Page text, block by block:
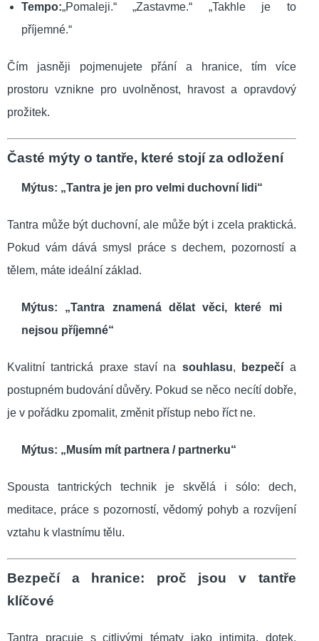
Tempo:„Pomaleji.“ „Zastavme.“ „Takhle je to
příjemné.“
Čím jasněji pojmenujete přání a hranice, tím více
prostoru vznikne pro uvolněnost, hravost a opravdový
prožitek.
Časté mýty o tantře, které stojí za odložení
Mýtus: „Tantra je jen pro velmi duchovní lidi“
Tantra může být duchovní, ale může být i zcela praktická.
Pokud vám dává smysl práce s dechem, pozorností a
tělem, máte ideální základ.
Mýtus: „Tantra znamená dělat věci, které mi
nejsou příjemné“
Kvalitní tantrická praxe staví na souhlasu, bezpečí a
postupném budování důvěry. Pokud se něco necítí dobře,
je v pořádku zpomalit, změnit přístup nebo říct ne.
Mýtus: „Musím mít partnera / partnerku“
Spousta tantrických technik je skvělá i sólo: dech,
meditace, práce s pozorností, vědomý pohyb a rozvíjení
vztahu k vlastnímu tělu.
Bezpečí a hranice: proč jsou v tantře
klíčové
Tantra pracuje s citlivými tématy jako intimita, dotek,